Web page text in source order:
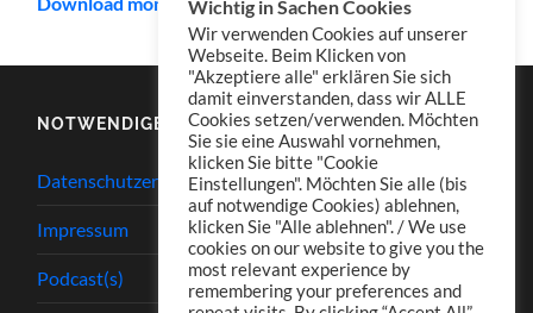
NOTWENDIGES
Datenschutzerklärung
Impressum
Podcast(s)
Wichtig in Sachen Cookies
Wir verwenden Cookies auf unserer
Webseite. Beim Klicken von
"Akzeptiere alle" erklären Sie sich
damit einverstanden, dass wir ALLE
Cookies setzen/verwenden. Möchten
Sie sie eine Auswahl vornehmen,
klicken Sie bitte "Cookie
Einstellungen". Möchten Sie alle (bis
auf notwendige Cookies) ablehnen,
klicken Sie "Alle ablehnen". / We use
cookies on our website to give you the
most relevant experience by
remembering your preferences and